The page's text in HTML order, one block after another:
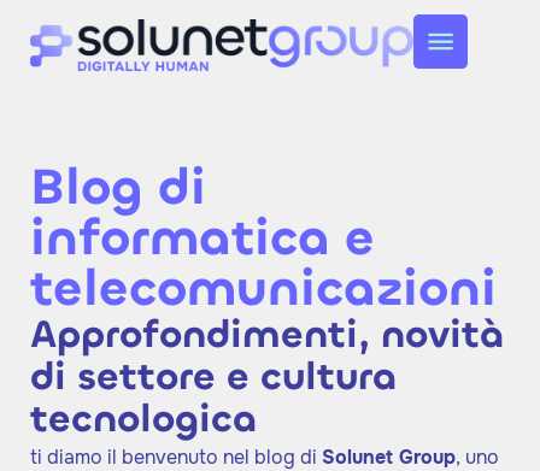
Blog di
informatica e
telecomunicazioni
Approfondimenti, novità
di settore e cultura
tecnologica
ti diamo il benvenuto nel blog di Solunet Group, uno